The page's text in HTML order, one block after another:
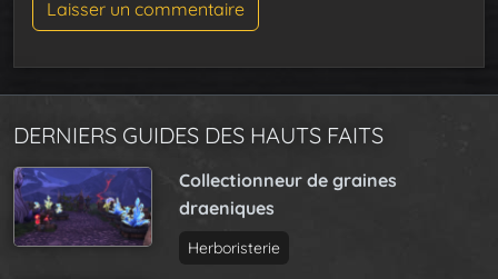
DERNIERS GUIDES DES HAUTS FAITS
Collectionneur de graines
draeniques
Herboristerie